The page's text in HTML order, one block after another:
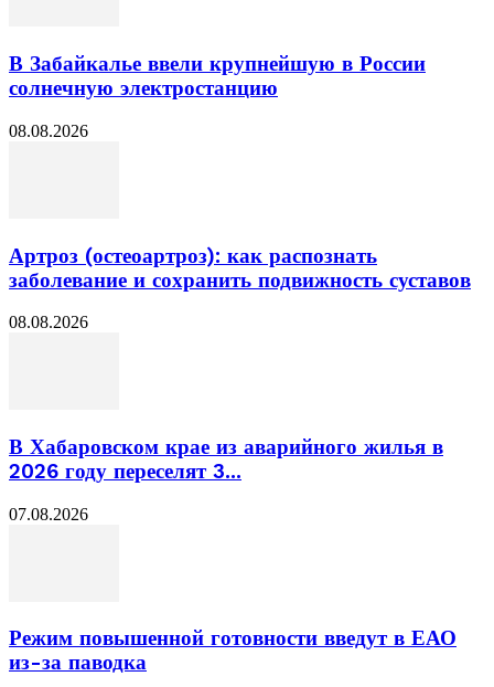
В Забайкалье ввели крупнейшую в России
солнечную электростанцию
08.08.2026
Артроз (остеоартроз): как распознать
заболевание и сохранить подвижность суставов
08.08.2026
В Хабаровском крае из аварийного жилья в
2026 году переселят 3...
07.08.2026
Режим повышенной готовности введут в ЕАО
из-за паводка